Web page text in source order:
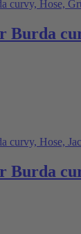
Burda
Burda